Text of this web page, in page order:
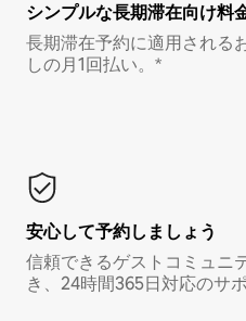
シンプルな長期滞在向け料
長期滞在予約に適用される
しの月1回払い。*
安心して予約しましょう
信頼できるゲストコミュニ
き、24時間365日対応のサ